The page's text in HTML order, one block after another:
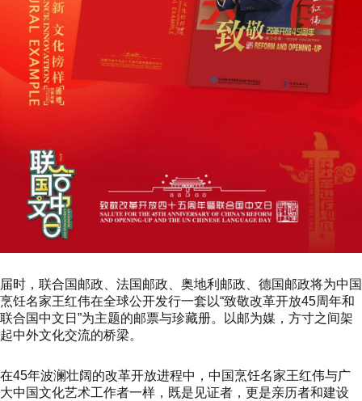
届时，联合国邮政、法国邮政、奥地利邮政、德国邮政将为中国
烹饪名家王红伟在全球公开发行一套以“致敬改革开放45周年和
联合国中文日”为主题的邮票与珍藏册。以邮为媒，方寸之间架
起中外文化交流的桥梁。
在45年波澜壮阔的改革开放进程中，中国烹饪名家王红伟与广
大中国文化艺术工作者一样，既是见证者，更是亲历者和建设